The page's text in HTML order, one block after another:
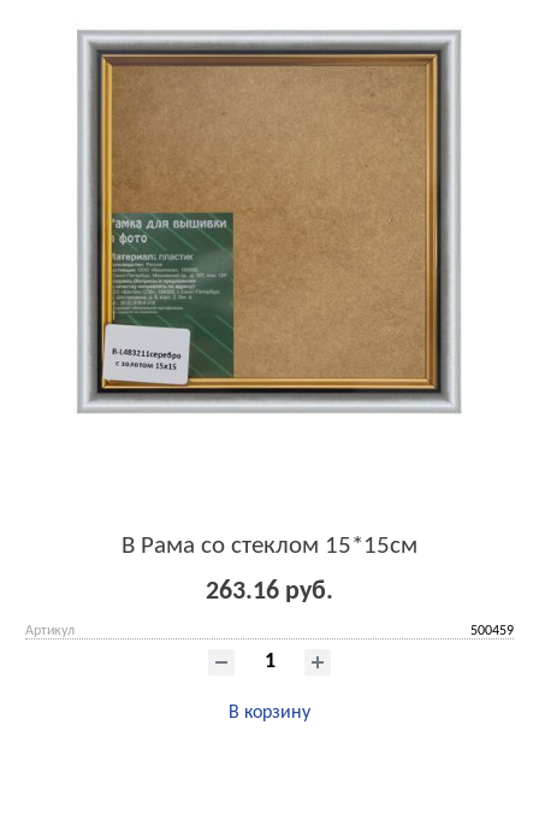
B Рама со стеклом 15*15см
263.16 руб.
Артикул 500459
В корзину